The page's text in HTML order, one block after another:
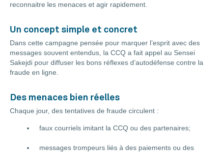
reconnaitre les menaces et agir rapidement.
Un concept simple et concret
Dans cette campagne pensée pour marquer l’esprit avec des
messages souvent entendus, la CCQ a fait appel au Sensei
Sakejdi pour diffuser les bons réflexes d’autodéfense contre la
fraude en ligne.
Des menaces bien réelles
Chaque jour, des tentatives de fraude circulent :
faux courriels imitant la CCQ ou des partenaires;
messages trompeurs liés à des paiements ou des